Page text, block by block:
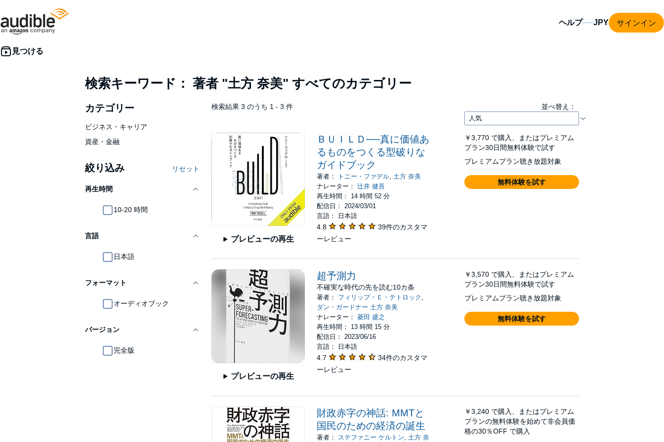
ヘルプ サインイン
検索キーワード： 著者 "土方 奈美" すべてのカテゴリー
カテゴリー
ビジネス・キャリア
資産・金融
絞り込み リセット
再生時間
10-20 時間
言語
日本語
フォーマット
オーディオブック
バージョン
完全版
検索結果 3 のうち 1 - 3 件 並べ替え：
プレビューの再生
ＢＵＩＬＤ──真に価値あ
るものをつくる型破りな
ガイドブック
著者： トニー・ファデル,土方 奈美
ナレーター：辻井 健吾
再生時間： 14 時間 52 分
配信日： 2024/03/01
言語： 日本語
4.8
39件のカスタマ
ーレビュー
￥3,770 で購入、またはプレミアム
プラン30日間無料体験で試す
プレミアムプラン聴き放題対象
無料体験を試す
プレビューの再生
超予測力
不確実な時代の先を読む10カ条
著者： フィリップ・Ｅ・テトロック ,
ダン・ガードナー 土方 奈美
ナレーター：菱田 盛之
再生時間： 13 時間 15 分
配信日： 2023/06/16
言語： 日本語
4.7
34件のカスタマ
ーレビュー
￥3,570 で購入、またはプレミアム
プラン30日間無料体験で試す
プレミアムプラン聴き放題対象
無料体験を試す
財政赤字の神話: MMTと
国民のための経済の誕生
著者： ステファニー ケルトン 土方 奈
￥3,240 で購入、またはプレミアム
プランの無料体験を始めて非会員価
格の30％OFF で購入